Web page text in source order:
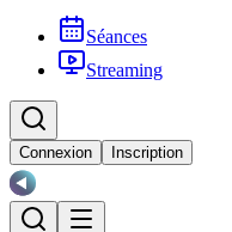
Séances
Streaming
Connexion Inscription